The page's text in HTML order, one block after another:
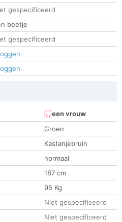
gespecificeerd
beetje
gespecificeerd
een vrouw
Groen
Kastanjebruin
normaal
187 cm
95 Kg
Niet gespecificeerd
Niet gespecificeerd